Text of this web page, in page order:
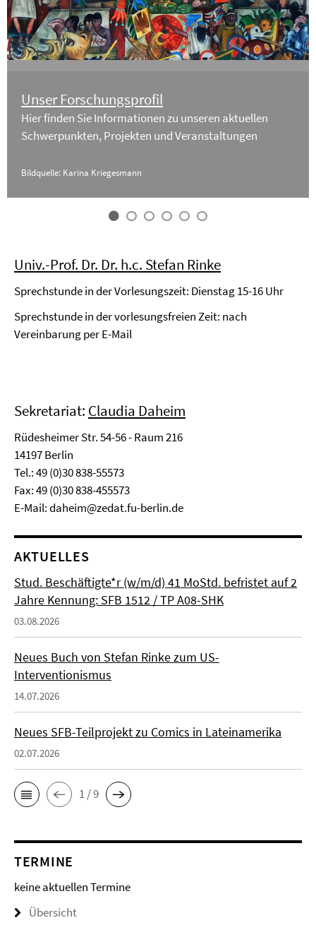
Unser Forschungsprofil
Hier finden Sie Informationen zu unseren aktuellen
Schwerpunkten, Projekten und Veranstaltungen
Bildquelle: Karina Kriegesmann
Univ.-Prof. Dr. Dr. h.c. Stefan Rinke
Sprechstunde in der Vorlesungszeit: Dienstag 15-16 Uhr
Sprechstunde in der vorlesungsfreien Zeit: nach
Vereinbarung per E-Mail
Sekretariat: Claudia Daheim
Rüdesheimer Str. 54-56 - Raum 216
14197 Berlin
Tel.: 49 (0)30 838-55573
Fax: 49 (0)30 838-455573
E-Mail:daheim@zedat.fu-berlin.de
AKTUELLES
Stud. Beschäftigte*r (w/m/d) 41 MoStd. befristet auf 2
Jahre Kennung: SFB 1512 / TP A08-SHK
03.08.2026
Neues Buch von Stefan Rinke zum US-
Interventionismus
14.07.2026
Neues SFB-Teilprojekt zu Comics in Lateinamerika
02.07.2026
1 / 9
TERMINE
keine aktuellen Termine
Übersicht